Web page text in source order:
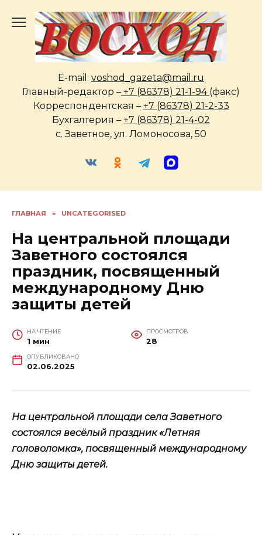
содержанию
E-mail: voshod_gazeta@mail.ru
Главный-редактор – +7 (86378) 21-1-94 (факс)
Корреспондентская – +7 (86378) 21-2-33
Бухгалтерия – +7 (86378) 21-4-02
с. Заветное, ул. Ломоносова, 50
ГЛАВНАЯ » UNCATEGORISED
На центральной площади
Заветного состоялся
праздник, посвященный
международному Дню
защиты детей
НА ЧТЕНИЕ
1 мин
ПРОСМОТРОВ
28
ОПУБЛИКОВАНО
02.06.2025
На центральной площади села Заветного
состоялся весёлый праздник «Летняя
головоломка», посвященный международному
Дню защиты детей.